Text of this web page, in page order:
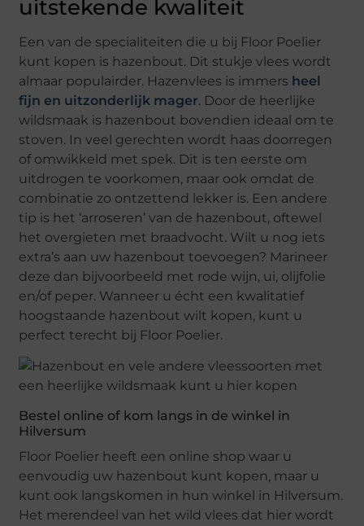
uitstekende kwaliteit
Een van de specialiteiten die u bij Floor Poelier
kunt kopen is hazenbout. Dit stukje vlees wordt
almaar populairder. Hazenvlees is immers heel
fijn en uitzonderlijk mager. Door de heerlijke
wildsmaak is hazenbout bovendien ideaal om te
stoven. In veel gerechten wordt haas doorregen
of omwikkeld met spek. Dit is ten eerste om
uitdrogen te voorkomen, maar ook omdat de
combinatie zo ontzettend lekker is. Een andere
tip is het ‘arroseren’ van de hazenbout, oftewel
het overgieten met braadvocht. Wilt u nog iets
extra’s aan uw hazenbout toevoegen? Marineer
deze dan bijvoorbeeld met rode wijn, ui, olijfolie
en/of peper. Wanneer u écht een kwalitatief
hoogstaande hazenbout wilt kopen, kunt u
perfect terecht bij Floor Poelier.
Bestel online of kom langs in de winkel in
Hilversum
Floor Poelier heeft een online shop waar u
eenvoudig uw hazenbout kunt kopen, maar u
kunt ook langskomen in hun winkel in Hilversum.
Het merendeel van het wild vlees dat hier wordt